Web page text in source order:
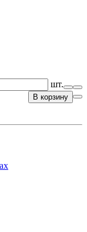
шт.
В корзину